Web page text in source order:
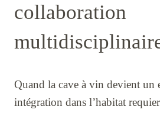
collaboration
Quand la cave à vin devient un
intégration dans l’habitat